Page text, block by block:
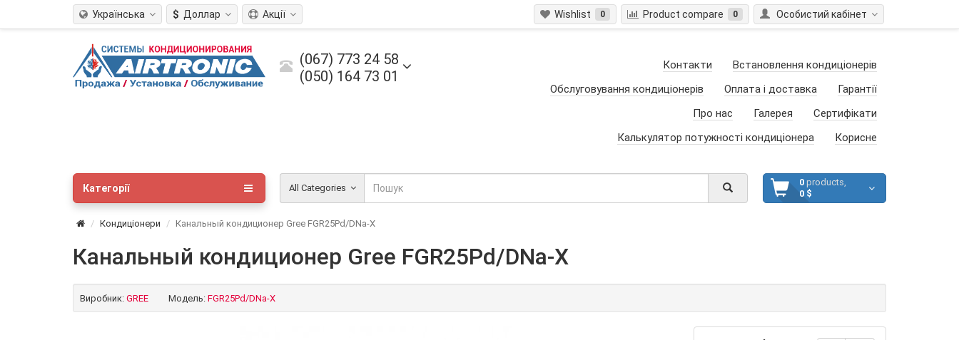
Українська $ Доллар Особистий кабінет
Акції Wishlist 0 Product compare 0
(067) 773 24 58
(050) 164 73 01
Контакти
Встановлення кондиціонерів
Обслуговування кондиціонерів
Оплата і доставка
Гарантії
Про нас
Галерея
Сертифікати
Калькулятор потужності кондиціонера
Корисне
All Categories
0products,
0 $
Категорії
Кондиціонери Канальный кондиционер Gree FGR25Pd/DNa-X
Канальный кондиционер Gree FGR25Pd/DNa-X
Виробник: GREE Модель: FGR25Pd/DNa-X